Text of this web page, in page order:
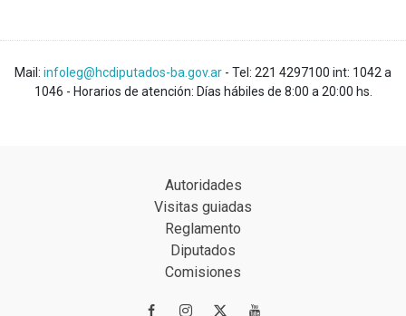
Mail: infoleg@hcdiputados-ba.gov.ar - Tel: 221 4297100 int: 1042 a
1046 - Horarios de atención: Días hábiles de 8:00 a 20:00 hs.
Autoridades
Visitas guiadas
Reglamento
Diputados
Comisiones
 